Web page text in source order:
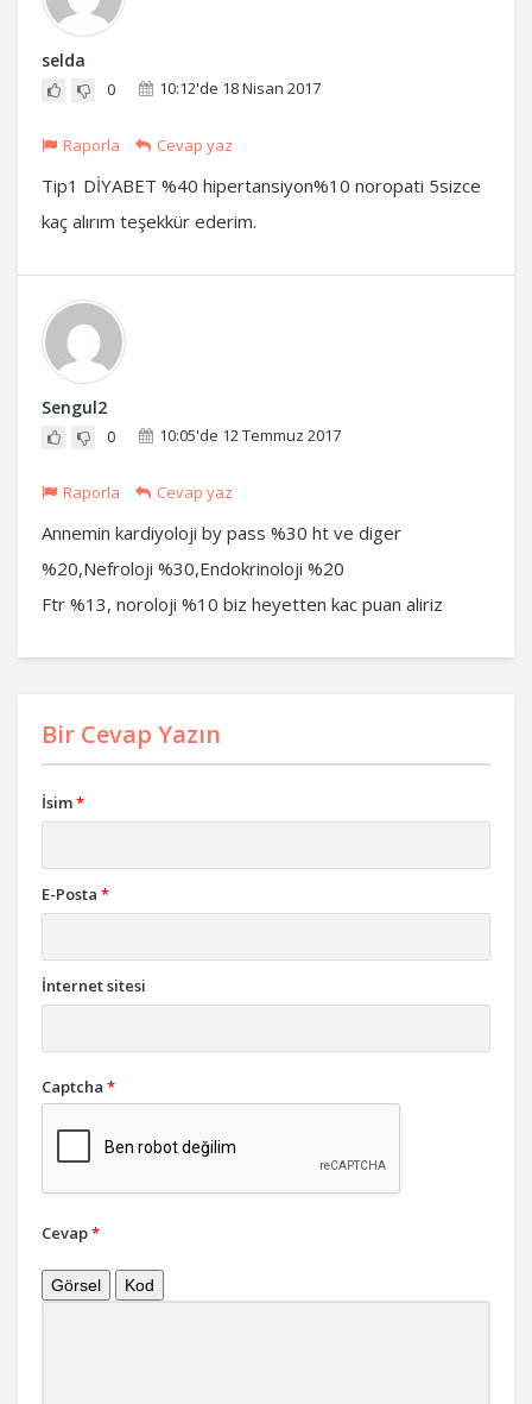
selda
0 10:12'de 18 Nisan 2017
Raporla Cevap yaz
Tip1 DİYABET %40 hipertansiyon%10 noropati 5sizce
kaç alırım teşekkür ederim.
Sengul2
0 10:05'de 12 Temmuz 2017
Raporla Cevap yaz
Annemin kardiyoloji by pass %30 ht ve diger
%20,Nefroloji %30,Endokrinoloji %20
Ftr %13, noroloji %10 biz heyetten kac puan aliriz
Bir Cevap Yazın
İsim*
E-Posta *
İnternet sitesi
Captcha *
Cevap*
Görsel Kod